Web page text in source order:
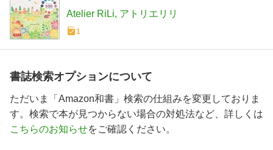
and Characters With Just 12 Colored
Pencils! (Over 500 Illustrations + How-to
Atelier RiLi アトリエリリ
1
書誌検索オプションについて
ただいま「Amazon和書」検索の仕組みを変更しておりま
す。検索で本が見つからない場合の対処法など、詳しくは
こちらのお知らせをご確認ください。